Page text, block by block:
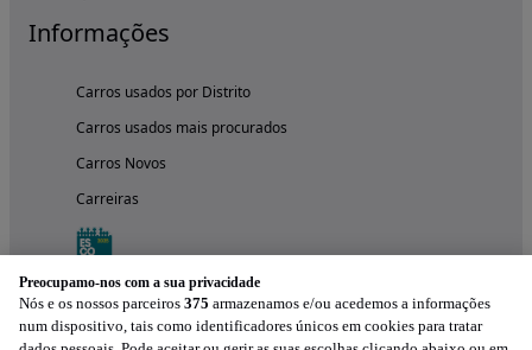
Informações
Carros usados por Distrito
Carros usados mais procurados
Carros Novos
Carreiras
Preocupamo-nos com a sua privacidade
Nós e os nossos parceiros 375 armazenamos e/ou acedemos a informações
num dispositivo, tais como identificadores únicos em cookies para tratar